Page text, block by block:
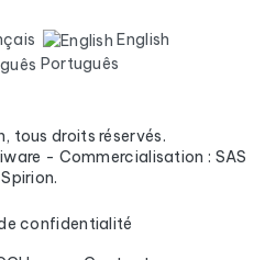
English
Português
tous droits réservés.
- Commercialisation : SAS
Spirion.
confidentialité